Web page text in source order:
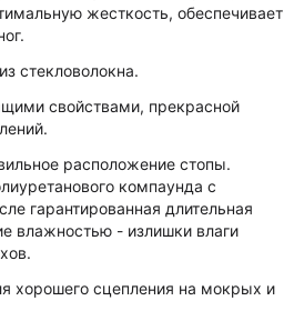
жесткость, обеспечивает
стекловолокна.
свойствами, прекрасной
расположение стопы.
компаунда с
гарантированная длительная
влажностью - излишки влаги
хорошего сцепления на мокрых и